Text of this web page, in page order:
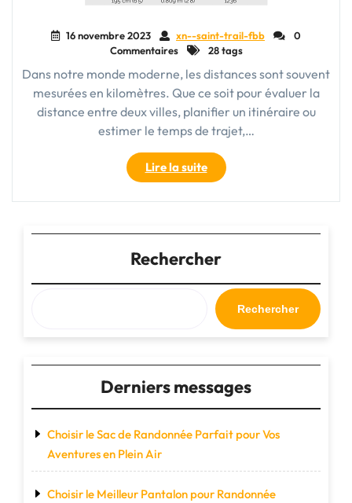
16 novembre 2023 xn--saint-trail-fbb
0
Commentaires
28 tags
Dans notre monde moderne, les distances sont souvent
mesurées en kilomètres. Que ce soit pour évaluer la
distance entre deux villes, planifier un itinéraire ou
estimer le temps de trajet,…
Lire la suite"Mesurer
les
distances
:
Pas
en
km,
une
approche
Rechercher
Rechercher
Derniers messages
Choisir le Sac de Randonnée Parfait pour Vos
Aventures en Plein Air
Choisir le Meilleur Pantalon pour Randonnée